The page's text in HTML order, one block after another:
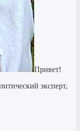
Привет!
эксперт,